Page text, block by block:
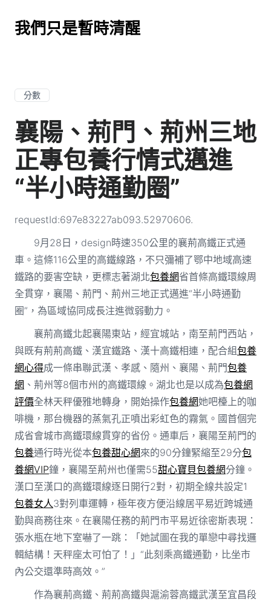
我們只是暫時清醒
分數
襄陽、荊門、荊州三地
正專包養行情式邁進
“半小時通勤圈”
requestId:697e83227ab093.52970606.
9月28日，design時速350公里的襄荊高鐵正式通
車。這條116公里的高鐵線路，不只彌補了鄂中地域高速
鐵路的要害空缺，更標志著湖北包養網省首條高鐵環線周
全貫穿，襄陽、荊門、荊州三地正式邁進“半小時通勤
圈”，為區域協同成長注進微弱動力。
襄荊高鐵北起襄陽東站，經宜城站，南至荊門西站，
與既有荊荊高鐵、漢宜鐵路、漢十高鐵相連，配合組包養
網心得成一條串聯武漢、孝感、隨州、襄陽、荊門包養
網 、荊州等8個市州的高鐵環線。湖北也是以成為包養網
評價全林天秤優雅地轉身，開始操作包養網她吧檯上的咖
啡機，那台機器的蒸氣孔正噴出彩虹色的霧氣。國首個完
成省會城市高鐵環線貫穿的省份。通車后，襄陽至荊門的
包養通行時光從本包養甜心網來的90分鐘緊縮至29分包
養網VIP鐘，襄陽至荊州也僅需55甜心寶貝包養網分鐘。
漢口至漢口的高鐵環線逐日開行2對，初期全線共設定1
包養女人3對列車運轉，極年夜方便沿線居平易近跨城通
勤與商務往來。在襄陽任務的荊門市平易近徐密斯表現：
張水瓶在地下室嚇了一跳：「她試圖在我的單戀中尋找邏
輯結構！天秤座太可怕了！」“此刻乘高鐵通勤，比坐市
內公交還準時高效。”
作為襄荊高鐵、荊荊高鐵與滬渝蓉高鐵武漢至宜昌段